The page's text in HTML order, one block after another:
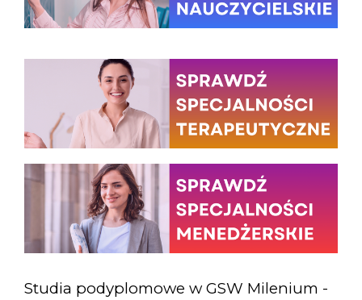
Studia podyplomowe w GSW Milenium -